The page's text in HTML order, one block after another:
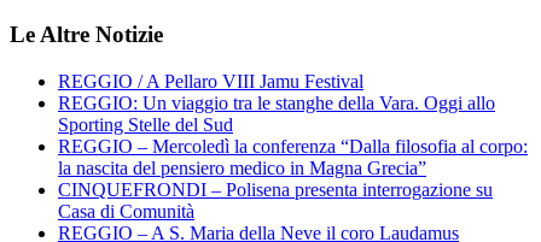
Le Altre Notizie
REGGIO / A Pellaro VIII Jamu Festival
REGGIO: Un viaggio tra le stanghe della Vara. Oggi allo
Sporting Stelle del Sud
REGGIO – Mercoledì la conferenza “Dalla filosofia al corpo:
la nascita del pensiero medico in Magna Grecia”
CINQUEFRONDI – Polisena presenta interrogazione su
Casa di Comunità
REGGIO – A S. Maria della Neve il coro Laudamus